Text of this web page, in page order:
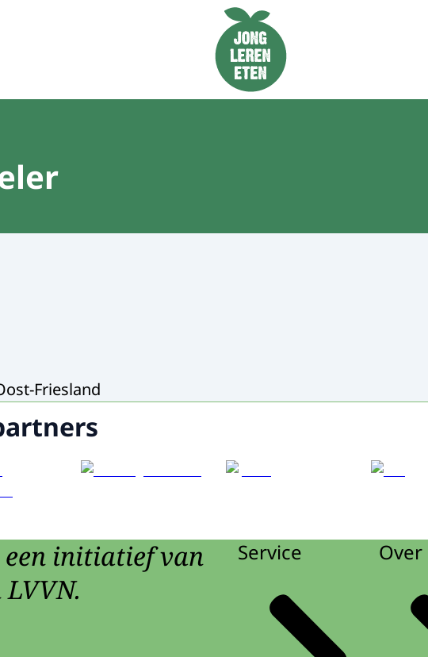
Naar de homepage van Jong Leren Eten
Friesland
een initiatief van
Service